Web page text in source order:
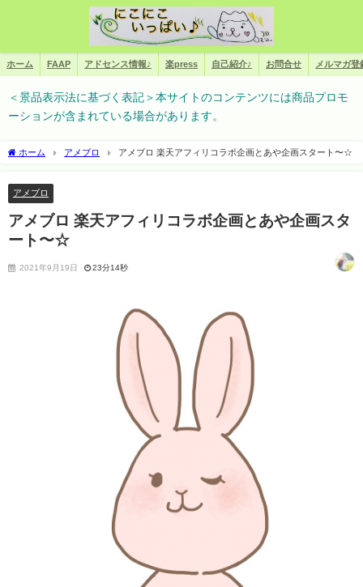
ホーム FAAP アドセンス情報♪ 楽press 自己紹介♪ お問合せ メルマガ登
＜景品表示法に基づく表記＞本サイトのコンテンツには商品プロモ
ーションが含まれている場合があります。
ホーム アメブロ アメブロ 楽天アフィリコラボ企画とあや企画スタート〜☆
アメブロ
アメブロ 楽天アフィリコラボ企画とあや企画スタ
ート〜☆
2021年9月19日 23分14秒